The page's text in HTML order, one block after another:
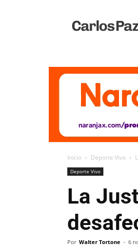
Vivo
Inicio Deporte Vivo
Deporte Vivo
La
Por Walter Tortone - 6